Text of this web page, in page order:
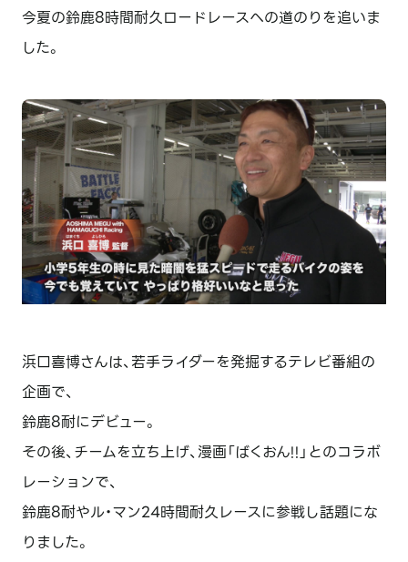
今夏の鈴鹿8時間耐久ロードレースへの道のりを追いま
した。
浜口喜博さんは、若手ライダーを発掘するテレビ番組の
企画で、
鈴鹿8耐にデビュー。
その後、チームを立ち上げ、漫画「ばくおん!!」とのコラボ
レーションで、
鈴鹿8耐やル・マン24時間耐久レースに参戦し話題にな
りました。